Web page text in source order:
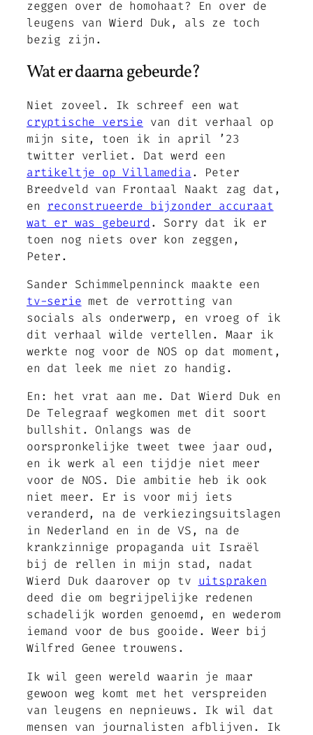
zeggen over de homohaat? En over de
leugens van Wierd Duk, als ze toch
bezig zijn.
Wat er daarna gebeurde?
Niet zoveel. Ik schreef een wat
cryptische versie van dit verhaal op
mijn site, toen ik in april ’23
twitter verliet. Dat werd een
artikeltje op Villamedia. Peter
Breedveld van Frontaal Naakt zag dat,
en reconstrueerde bijzonder accuraat
wat er was gebeurd . Sorry dat ik er
toen nog niets over kon zeggen,
Peter.
Sander Schimmelpenninck maakte een
tv-serie met de verrotting van
socials als onderwerp, en vroeg of ik
dit verhaal wilde vertellen. Maar ik
werkte nog voor de NOS op dat moment,
en dat leek me niet zo handig.
En: het vrat aan me. Dat Wierd Duk en
De Telegraaf wegkomen met dit soort
bullshit. Onlangs was de
oorspronkelijke tweet twee jaar oud,
en ik werk al een tijdje niet meer
voor de NOS. Die ambitie heb ik ook
niet meer. Er is voor mij iets
veranderd, na de verkiezingsuitslagen
in Nederland en in de VS, na de
krankzinnige propaganda uit Israël
bij de rellen in mijn stad, nadat
Wierd Duk daarover op tv uitspraken
deed die om begrijpelijke redenen
schadelijk worden genoemd, en wederom
iemand voor de bus gooide. Weer bij
Wilfred Genee trouwens.
Ik wil geen wereld waarin je maar
gewoon weg komt met het verspreiden
van leugens en nepnieuws. Ik wil dat
mensen van journalisten afblijven. Ik